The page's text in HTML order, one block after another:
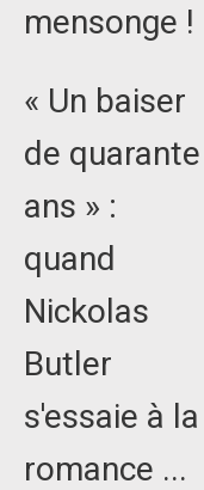
mensonge !
« Un baiser
de quarante
ans » :
quand
Nickolas
Butler
s'essaie à la
romance ...